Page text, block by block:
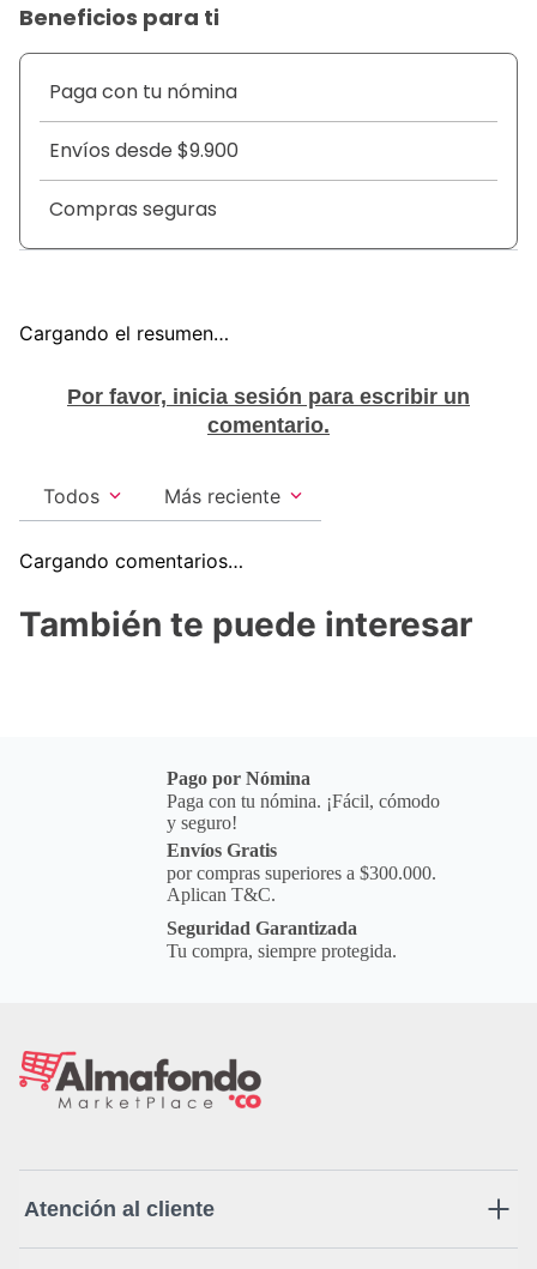
antitranspirante que les permite vivir la vida a su
ritmo. No tiene alcohol etílico. Entre más te mueves,
más te protege. Su innovadora tecnología
Motionsense™ contiene exclusivas microcápsulas
que con la fricción en las axilas originada por el
movimiento de los brazos hace que se estallen,
liberando inmediatamente frescura y protección
contra el mal olor. Rexona no te abandona.
Beneficios para ti
Paga con tu nómina
Envíos desde $9.900
Compras seguras
Cargando el resumen…
Por favor, inicia sesión para escribir un
comentario.
Más reciente
Todos
Cargando comentarios…
También te puede interesar
Pago por Nómina
Paga con tu nómina. ¡Fácil, cómodo
y seguro!
Envíos Gratis
por compras superiores a $300.000.
Aplican T&C.
Seguridad Garantizada
Tu compra, siempre protegida.
Atención al cliente